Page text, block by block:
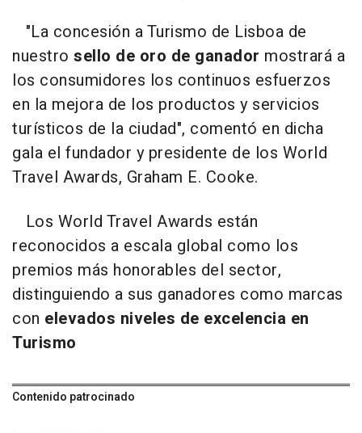
"La concesión a Turismo de Lisboa de
nuestro sello de oro de ganador mostrará a
los consumidores los continuos esfuerzos
en la mejora de los productos y servicios
turísticos de la ciudad", comentó en dicha
gala el fundador y presidente de los World
Travel Awards, Graham E. Cooke.
Los World Travel Awards están
reconocidos a escala global como los
premios más honorables del sector,
distinguiendo a sus ganadores como marcas
con elevados niveles de excelencia en
Turismo
Contenido patrocinado